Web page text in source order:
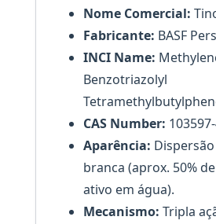
Nome Comercial:
Fabricante: BASF
INCI Name:
Benzotriazolyl
CAS Number:
Aparência:
branca (aprox. 50%
ativo em água).
Mecanismo: Tripla